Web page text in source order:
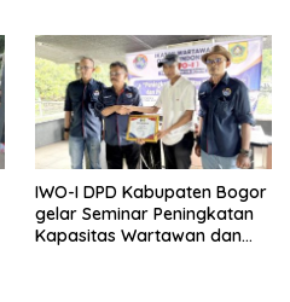
IWO-I DPD Kabupaten Bogor
gelar Seminar Peningkatan
Kapasitas Wartawan dan